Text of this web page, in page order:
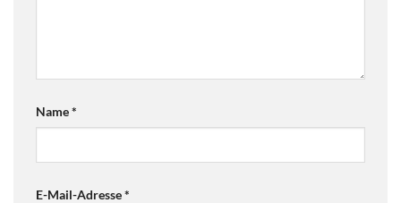
Name*
E-Mail-Adresse*